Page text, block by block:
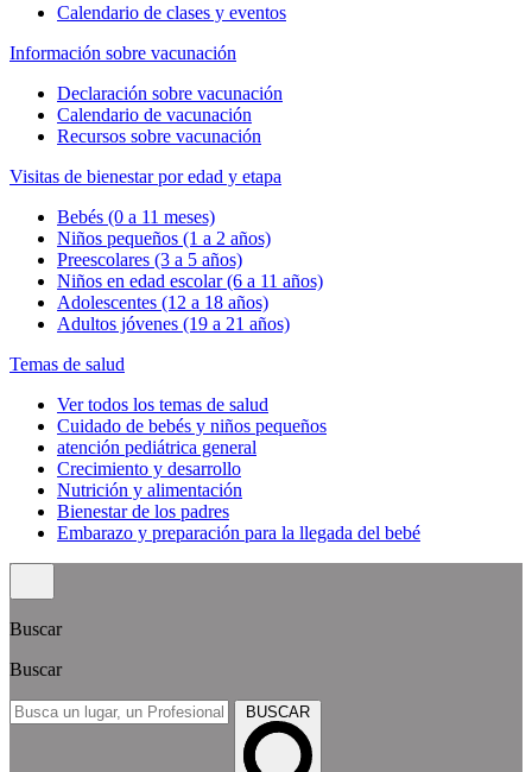
Calendario de clases y eventos
Información sobre vacunación
Declaración sobre vacunación
Calendario de vacunación
Recursos sobre vacunación
Visitas de bienestar por edad y etapa
Bebés (0 a 11 meses)
Niños pequeños (1 a 2 años)
Preescolares (3 a 5 años)
Niños en edad escolar (6 a 11 años)
Adolescentes (12 a 18 años)
Adultos jóvenes (19 a 21 años)
Temas de salud
Ver todos los temas de salud
Cuidado de bebés y niños pequeños
atención pediátrica general
Crecimiento y desarrollo
Nutrición y alimentación
Bienestar de los padres
Embarazo y preparación para la llegada del bebé
Buscar
Buscar
BUSCAR